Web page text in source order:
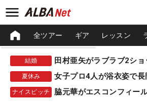
全ツアー ギア レッスン
結婚 田村亜矢がラブラブ2ショ
夏休み 女子プロ4人が浴衣姿で
ナイスピッチ 脇元華がエスコンフィー